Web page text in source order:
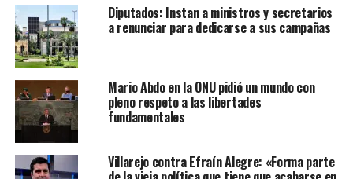
Diputados: Instan a ministros y secretarios
a renunciar para dedicarse a sus campañas
Mario Abdo en la ONU pidió un mundo con
pleno respeto a las libertades
fundamentales
Villarejo contra Efraín Alegre: «Forma parte